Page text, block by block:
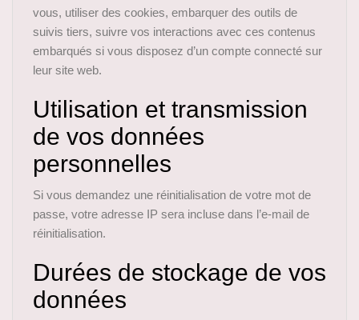
vous, utiliser des cookies, embarquer des outils de
suivis tiers, suivre vos interactions avec ces contenus
embarqués si vous disposez d’un compte connecté sur
leur site web.
Utilisation et transmission
de vos données
personnelles
Si vous demandez une réinitialisation de votre mot de
passe, votre adresse IP sera incluse dans l’e-mail de
réinitialisation.
Durées de stockage de vos
données